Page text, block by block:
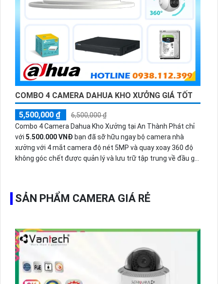
COMBO 4 CAMERA DAHUA KHO XƯỞNG GIÁ TỐT
5,500,000 ₫
6,500,000 ₫
Combo 4 Camera Dahua Kho Xưởng tại An Thành Phát chỉ
với 5.500.000 VNĐ bạn đã sỡ hữu ngay bộ camera nhà
xưởng với 4 mắt camera độ nét 5MP và quay xoay 360 độ
không góc chết được quản lý và lưu trữ tập trung về đầu ghi
SẢN PHẨM CAMERA GIÁ RẺ